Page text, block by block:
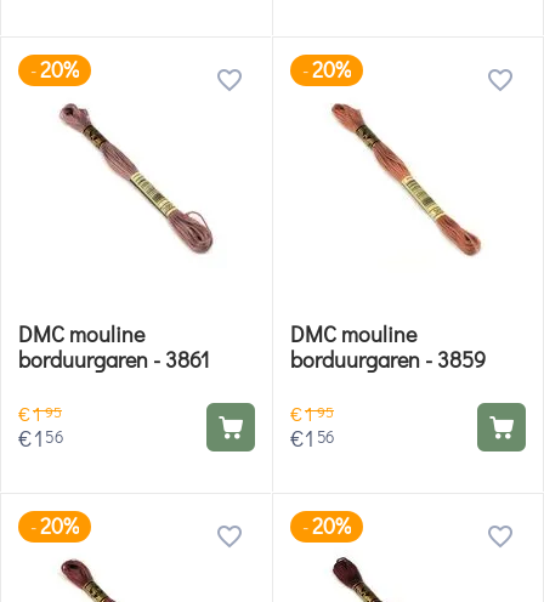
-20%
DMC mouline
borduurgaren - 3861
€195
€1 56
-20%
DMC mouline
borduurgaren - 3859
€195
€1 56
-20% -20%